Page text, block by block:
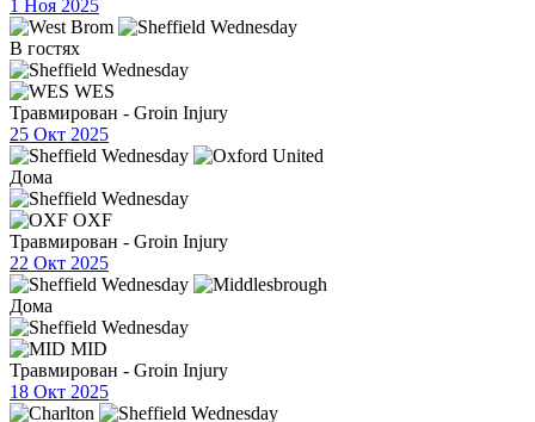
1 Ноя 2025
В гостях
WES
Травмирован - Groin Injury
25 Окт 2025
Дома
OXF
Травмирован - Groin Injury
22 Окт 2025
Дома
MID
Травмирован - Groin Injury
18 Окт 2025